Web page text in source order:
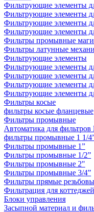
Фильтрующие элементы
Фильтрующие элементы
Фильтрующие элементы
Фильтрующие элементы
Фильтры промывные
Фильтры латунные
Фильтрующие элементы
Фильтрующие элементы
Фильтрующие элементы
Фильтрующие элементы
Фильтрующие элементы
Фильтры косые
фильтры косые фланцевые
Фильтры промывные
Автоматика для
фильтры промывные 1 1/
Фильтры промывные 1”
Фильтры промывные 1/2”
Фильтры промывные 2"
Фильтры промывные 3/4”
Фильтры прямые
Фильтрация для коттеджей
Блоки управления
Засыпной материал и